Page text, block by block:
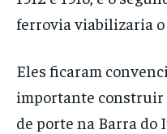
ferrovia viabilizaria o
Eles ficaram
importante construir
de porte na Barra do